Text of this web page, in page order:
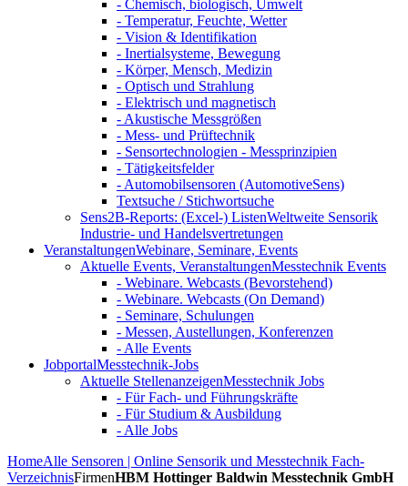
- Chemisch, biologisch, Umwelt
- Temperatur, Feuchte, Wetter
- Vision & Identifikation
- Inertialsysteme, Bewegung
- Körper, Mensch, Medizin
- Optisch und Strahlung
- Elektrisch und magnetisch
- Akustische Messgrößen
- Mess- und Prüftechnik
- Sensortechnologien - Messprinzipien
- Tätigkeitsfelder
- Automobilsensoren (AutomotiveSens)
Textsuche / Stichwortsuche
Sens2B-Reports: (Excel-) ListenWeltweite Sensorik
Industrie- und Handelsvertretungen
VeranstaltungenWebinare, Seminare, Events
Aktuelle Events, VeranstaltungenMesstechnik Events
- Webinare. Webcasts (Bevorstehend)
- Webinare. Webcasts (On Demand)
- Seminare, Schulungen
- Messen, Austellungen, Konferenzen
- Alle Events
JobportalMesstechnik-Jobs
Aktuelle StellenanzeigenMesstechnik Jobs
- Für Fach- und Führungskräfte
- Für Studium & Ausbildung
- Alle Jobs
HomeAlle Sensoren | Online Sensorik und Messtechnik Fach-
VerzeichnisFirmenHBM Hottinger Baldwin Messtechnik GmbH